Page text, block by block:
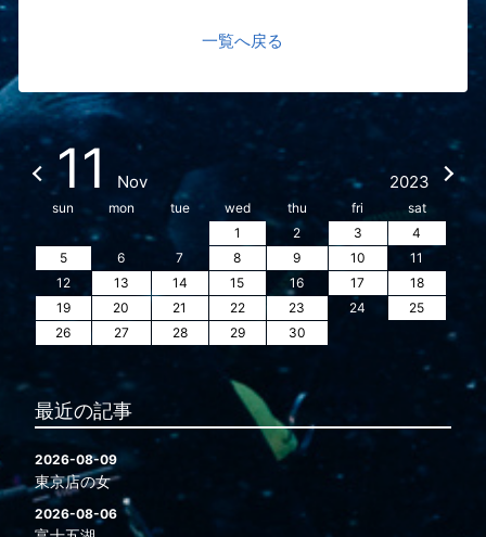
一覧へ戻る
11 Nov 2023
sun mon tue wed thu fri
sat
1
2 3
4
5
6 7 8 9 10
11
12
13 14 15 16 17
18
19
20 21 22 23 24
25
26
27 28 29 30
最近の記事
2026-08-09
東京店の女
2026-08-06